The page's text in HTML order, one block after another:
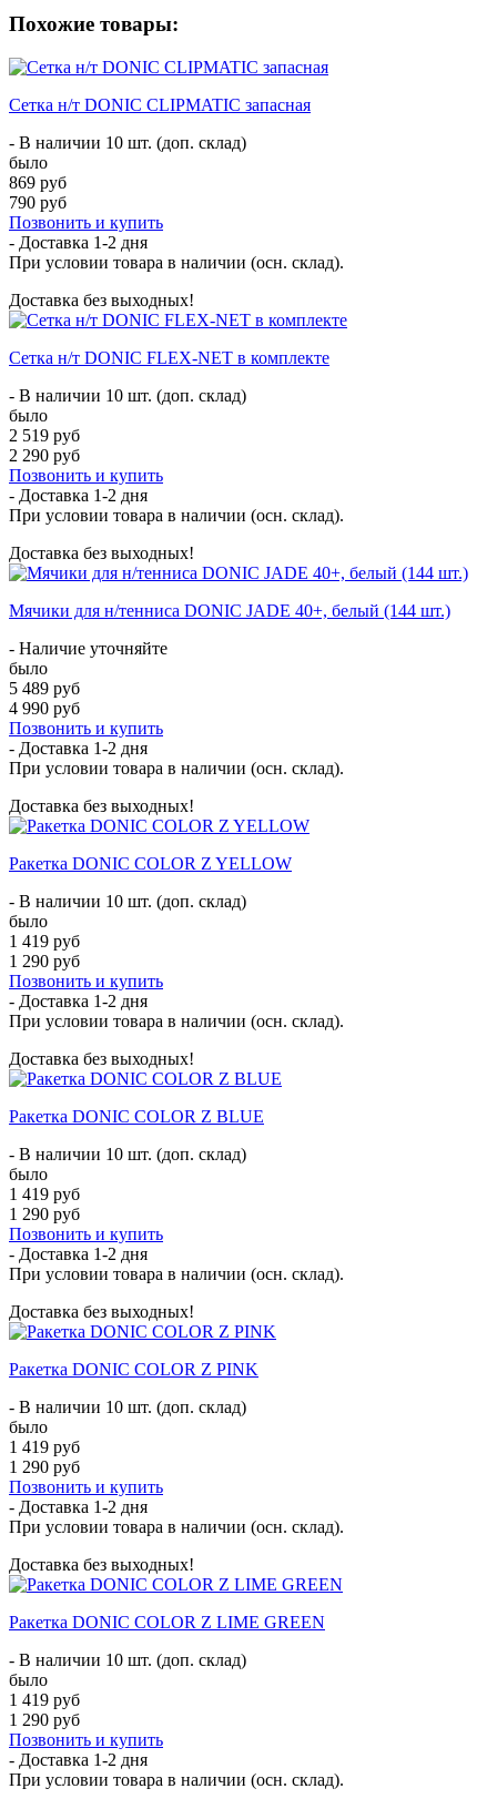
Похожие товары:
Сетка н/т DONIC CLIPMATIC запасная
- В наличии 10 шт. (доп. склад)
было
869 руб
790 руб
Позвонить и купить
- Доставка 1-2 дня
При условии товара в наличии (осн. склад).
Доставка без выходных!
Сетка н/т DONIC FLEX-NET в комплекте
- В наличии 10 шт. (доп. склад)
было
2 519 руб
2 290 руб
Позвонить и купить
- Доставка 1-2 дня
При условии товара в наличии (осн. склад).
Доставка без выходных!
Мячики для н/тенниса DONIC JADE 40+, белый (144 шт.)
- Наличие уточняйте
было
5 489 руб
4 990 руб
Позвонить и купить
- Доставка 1-2 дня
При условии товара в наличии (осн. склад).
Доставка без выходных!
Ракетка DONIC COLOR Z YELLOW
- В наличии 10 шт. (доп. склад)
было
1 419 руб
1 290 руб
Позвонить и купить
- Доставка 1-2 дня
При условии товара в наличии (осн. склад).
Доставка без выходных!
Ракетка DONIC COLOR Z BLUE
- В наличии 10 шт. (доп. склад)
было
1 419 руб
1 290 руб
Позвонить и купить
- Доставка 1-2 дня
При условии товара в наличии (осн. склад).
Доставка без выходных!
Ракетка DONIC COLOR Z PINK
- В наличии 10 шт. (доп. склад)
было
1 419 руб
1 290 руб
Позвонить и купить
- Доставка 1-2 дня
При условии товара в наличии (осн. склад).
Доставка без выходных!
Ракетка DONIC COLOR Z LIME GREEN
- В наличии 10 шт. (доп. склад)
было
1 419 руб
1 290 руб
Позвонить и купить
- Доставка 1-2 дня
При условии товара в наличии (осн. склад).